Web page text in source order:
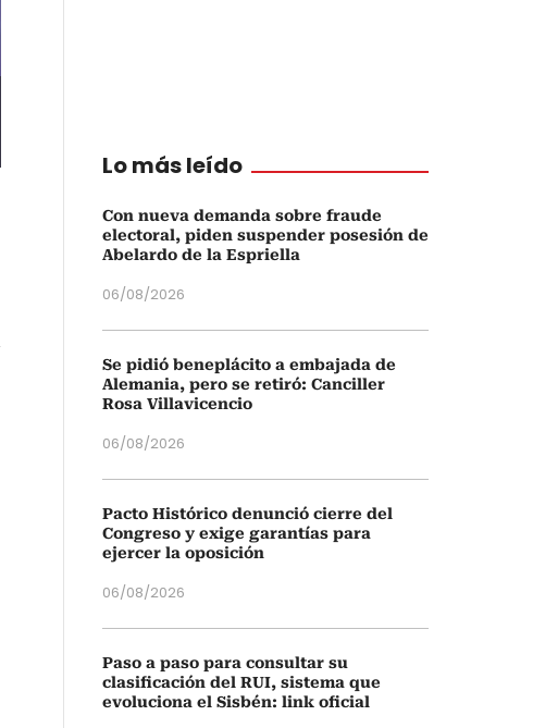
Lo más leído
Con nueva demanda sobre fraude
electoral, piden suspender posesión de
Abelardo de la Espriella
06/08/2026
Se pidió beneplácito a embajada de
Alemania, pero se retiró: Canciller
Rosa Villavicencio
06/08/2026
Pacto Histórico denunció cierre del
Congreso y exige garantías para
ejercer la oposición
06/08/2026
Paso a paso para consultar su
clasificación del RUI, sistema que
evoluciona el Sisbén: link oficial